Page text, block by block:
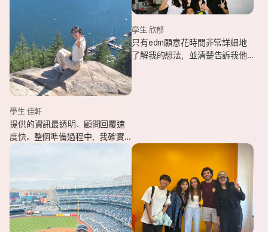
學生 佳軒
提供的資訊最透明、顧問回覆速
度快。整個準備過程中，我確實
也感受到edm的用心與專業。抵
學生 欣郁
只有edm願意花時間非常詳細地
了解我的想法，並清楚告訴我他